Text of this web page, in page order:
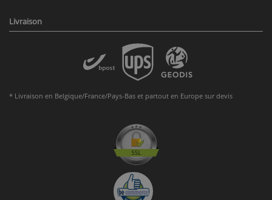
Livraison
* Livraison en Belgique/France/Pays-Bas et partout en Europe sur devis